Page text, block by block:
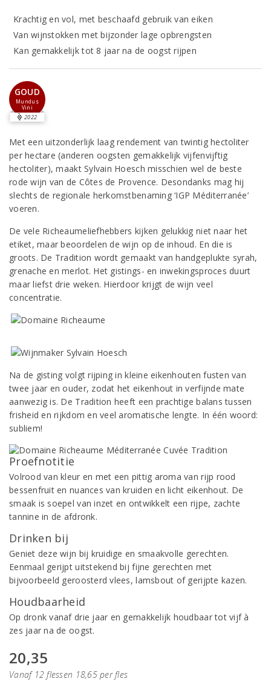
Krachtig en vol, met beschaafd gebruik van eiken
Van wijnstokken met bijzonder lage opbrengsten
Kan gemakkelijk tot 8 jaar na de oogst rijpen
GOUD
Mundus
Vini
2022
Met een uitzonderlijk laag rendement van twintig hectoliter
per hectare (anderen oogsten gemakkelijk vijfenvijftig
hectoliter), maakt Sylvain Hoesch misschien wel de beste
rode wijn van de Côtes de Provence. Desondanks mag hij
slechts de regionale herkomstbenaming ‘IGP Méditerranée’
voeren.
De vele Richeaumeliefhebbers kijken gelukkig niet naar het
etiket, maar beoordelen de wijn op de inhoud. En die is
groots. De Tradition wordt gemaakt van handgeplukte syrah,
grenache en merlot. Het gistings- en inwekingsproces duurt
maar liefst drie weken. Hierdoor krijgt de wijn veel
concentratie.
Na de gisting volgt rijping in kleine eikenhouten fusten van
twee jaar en ouder, zodat het eikenhout in verfijnde mate
aanwezig is. De Tradition heeft een prachtige balans tussen
frisheid en rijkdom en veel aromatische lengte. In één woord:
subliem!
Proefnotitie
Volrood van kleur en met een pittig aroma van rijp rood
bessenfruit en nuances van kruiden en licht eikenhout. De
smaak is soepel van inzet en ontwikkelt een rijpe, zachte
tannine in de afdronk.
Drinken bij
Geniet deze wijn bij kruidige en smaakvolle gerechten.
Eenmaal gerijpt uitstekend bij fijne gerechten met
bijvoorbeeld geroosterd vlees, lamsbout of gerijpte kazen.
Houdbaarheid
Op dronk vanaf drie jaar en gemakkelijk houdbaar tot vijf à
zes jaar na de oogst.
20,35
Vanaf 12 flessen 18,65 per fles